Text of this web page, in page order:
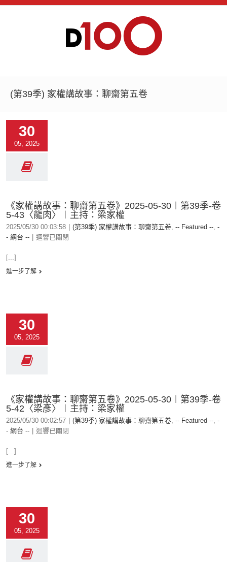
(第39季) 家權講故事：聊齋第五卷
30
05, 2025
《家權講故事：聊齋第五卷》2025-05-30︱第39季-卷
5-43〈龍肉〉︱主持：梁家權
2025/05/30 00:03:58 (第39季) 家權講故事：聊齋第五卷, -- Featured --, -
- 網台 --
迴響已關閉
[...]
進一步了解
30
05, 2025
《家權講故事：聊齋第五卷》2025-05-30︱第39季-卷
5-42〈梁彥〉︱主持：梁家權
2025/05/30 00:02:57 (第39季) 家權講故事：聊齋第五卷, -- Featured --, -
- 網台 --
迴響已關閉
[...]
進一步了解
30
05, 2025